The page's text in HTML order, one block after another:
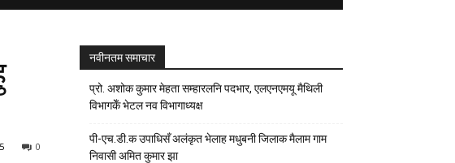
0
नवीनतम समाचार
प्रो. अशोक कुमार मेहता सम्हारलनि पदभार, एलएनएमयू मैथिली
विभागकेँ भेटल नव विभागाध्यक्ष
पी-एच.डी.क उपाधिसँ अलंकृत भेलाह मधुबनी जिलाक मैलाम गाम
निवासी अमित कुमार झा